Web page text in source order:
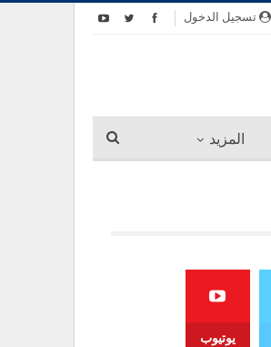
تسجيل الدخول
المزيد
يوتيوب